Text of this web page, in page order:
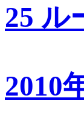
25 ル
2010